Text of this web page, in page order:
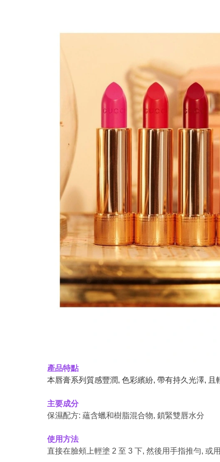
產品特點
本唇膏系列質感豐潤, 色彩繽紛, 帶有持久光澤,
主要成分
保濕配方: 蘊含蠟和樹脂混合物, 鎖緊雙唇水分
使用方法
直接在臉頰上輕塗 2 至 3 下, 然後用手指推勻, 或